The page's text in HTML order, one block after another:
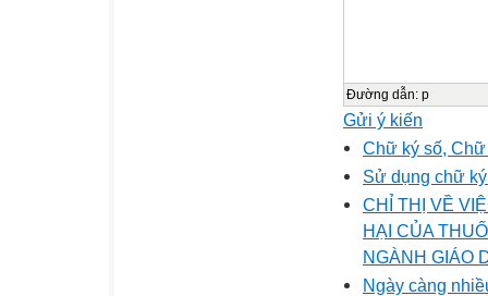
Đường dẫn: p
Gửi ý kiến
Chữ ký số,
Sử dụng chữ
CHỈ THỊ VỀ
HẠI CỦA
NGÀNH GIÁO
Ngày càng